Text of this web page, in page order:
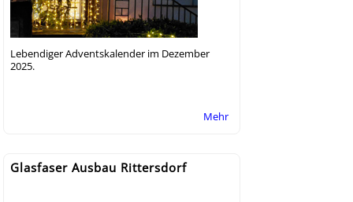
Lebendiger Adventskalender im Dezember
2025.
Mehr
Glasfaser Ausbau Rittersdorf